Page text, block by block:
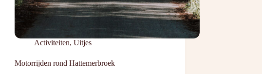
Activiteiten, Uitjes
Motorrijden rond Hattemerbroek